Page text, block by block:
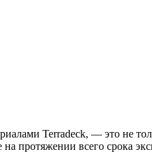
Terradeck, — это не
протяжении всего срока